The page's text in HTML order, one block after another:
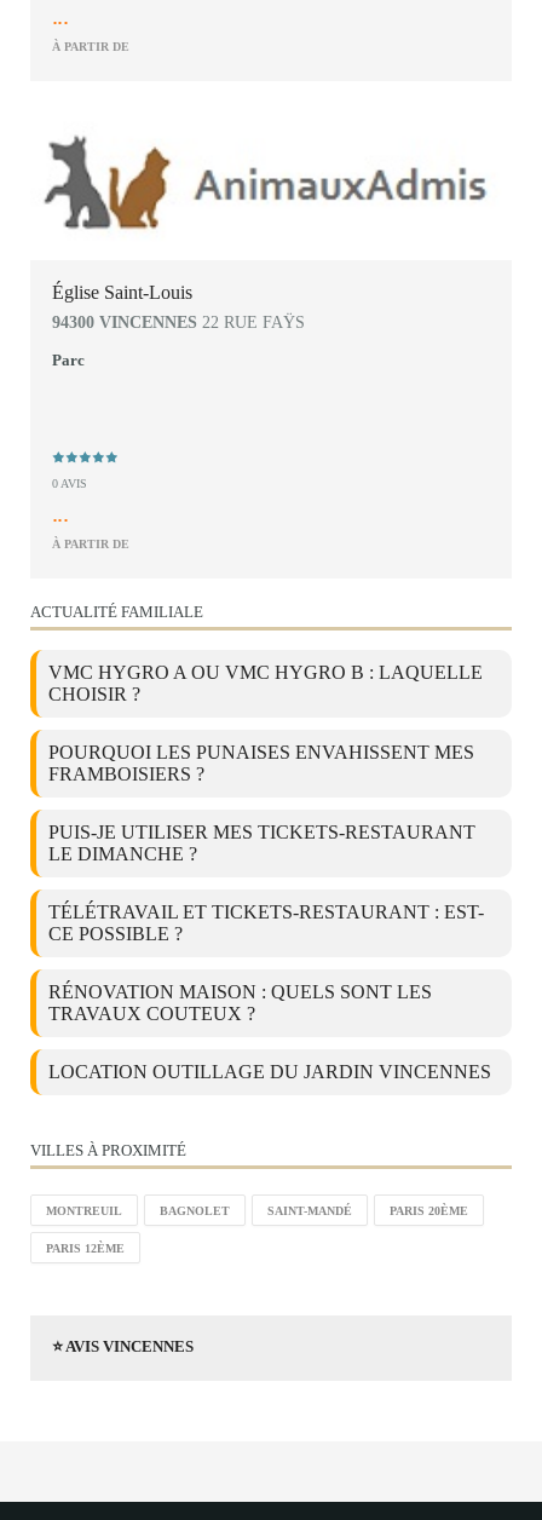
...
À PARTIR DE
Église Saint-Louis
94300 VINCENNES 22 RUE FAŸS
Parc
0 AVIS
...
À PARTIR DE
ACTUALITÉ FAMILIALE
VMC HYGRO A OU VMC HYGRO B : LAQUELLE
CHOISIR ?
POURQUOI LES PUNAISES ENVAHISSENT MES
FRAMBOISIERS ?
PUIS-JE UTILISER MES TICKETS-RESTAURANT
LE DIMANCHE ?
TÉLÉTRAVAIL ET TICKETS-RESTAURANT : EST-
CE POSSIBLE ?
RÉNOVATION MAISON : QUELS SONT LES
TRAVAUX COUTEUX ?
LOCATION OUTILLAGE DU JARDIN VINCENNES
VILLES À PROXIMITÉ
MONTREUIL BAGNOLET SAINT-MANDÉ PARIS 20ÈME
PARIS 12ÈME
⭐ AVIS VINCENNES